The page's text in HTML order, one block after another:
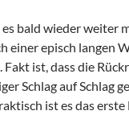
bald wieder weiter
einer episch langen
Fakt ist, dass die
Schlag auf Schlag
ist es das